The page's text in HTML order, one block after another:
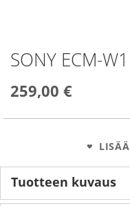
SONY ECM-
259,00 €
Skip
to
beginning
the
Tuotteen kuvaus